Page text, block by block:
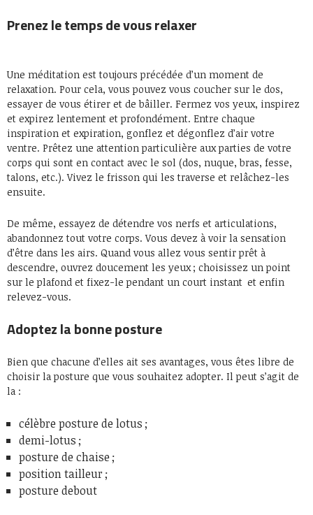
Prenez le temps de vous relaxer
Une méditation est toujours précédée d’un moment de
relaxation. Pour cela, vous pouvez vous coucher sur le dos,
essayer de vous étirer et de bâiller. Fermez vos yeux, inspirez
et expirez lentement et profondément. Entre chaque
inspiration et expiration, gonflez et dégonflez d’air votre
ventre. Prêtez une attention particulière aux parties de votre
corps qui sont en contact avec le sol (dos, nuque, bras, fesse,
talons, etc.). Vivez le frisson qui les traverse et relâchez-les
ensuite.
De même, essayez de détendre vos nerfs et articulations,
abandonnez tout votre corps. Vous devez à voir la sensation
d’être dans les airs. Quand vous allez vous sentir prêt à
descendre, ouvrez doucement les yeux ; choisissez un point
sur le plafond et fixez-le pendant un court instant et enfin
relevez-vous.
Adoptez la bonne posture
Bien que chacune d’elles ait ses avantages, vous êtes libre de
choisir la posture que vous souhaitez adopter. Il peut s’agit de
la :
célèbre posture de lotus ;
demi-lotus ;
posture de chaise ;
position tailleur ;
posture debout